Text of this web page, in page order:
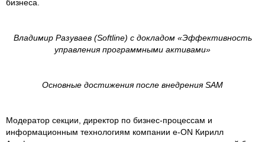
бизнеса.
Владимир Разуваев (Softline) с докладом «Эффективность
управления программными активами»
Основные достижения после внедренияSAM
Модератор секции, директор по бизнес-процессам и
информационным технологиям компании e-ON Кирилл